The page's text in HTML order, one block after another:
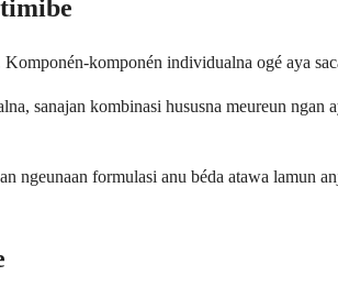
komponén individualna ogé aya
sanajan kombinasi hususna meureun
ngeunaan formulasi anu béda atawa lamun